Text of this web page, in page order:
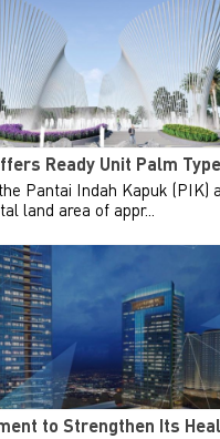
Ready Unit Palm
Pantai Indah Kapuk (PIK)
land area of appr...
to Strengthen Its